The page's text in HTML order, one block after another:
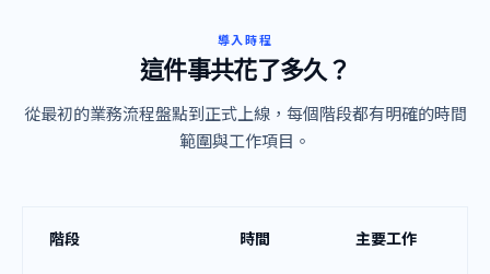
導入時程
這件事共花了多久？
從最初的業務流程盤點到正式上線，每個階段都有明確的時間
範圍與工作項目。
階段 時間 主要工作